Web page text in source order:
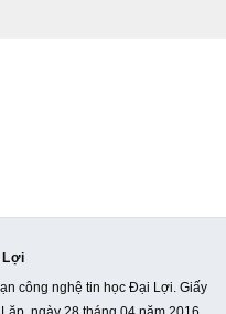
Lợi
công nghệ tin học Đại Lợi. Giấy